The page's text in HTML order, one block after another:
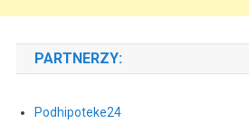
PARTNERZY:
Podhipoteke24